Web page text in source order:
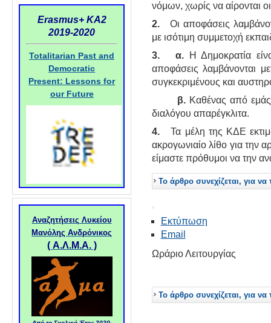
Erasmus+ KA2
2019-2020
Totalitarian Past and
Democratic
Present: Lessons for
our Future
Αναζητήσεις Λυκείου
Μανόλης Ανδρόνικος
( Α.Λ.Μ.Α. )
νόμων, χωρίς να αίρονται
2.Οι αποφάσεις
με ισότιμη συμμετοχή
3. α.
Η Δημοκρατία
αποφάσεις λαμβάνονται
συγκεκριμένους και
β. Καθένας από εμάς
διαλόγου απαρέγκλιτα.
4.Τα μέλη της ΚΔΕ
ακρογωνιαίο λίθο για την
είμαστε πρόθυμοι να την
Το άρθρο συνεχίζεται, για
Εκτύπωση
Email
Ωράριο Λειτουργίας
Το άρθρο συνεχίζεται, για